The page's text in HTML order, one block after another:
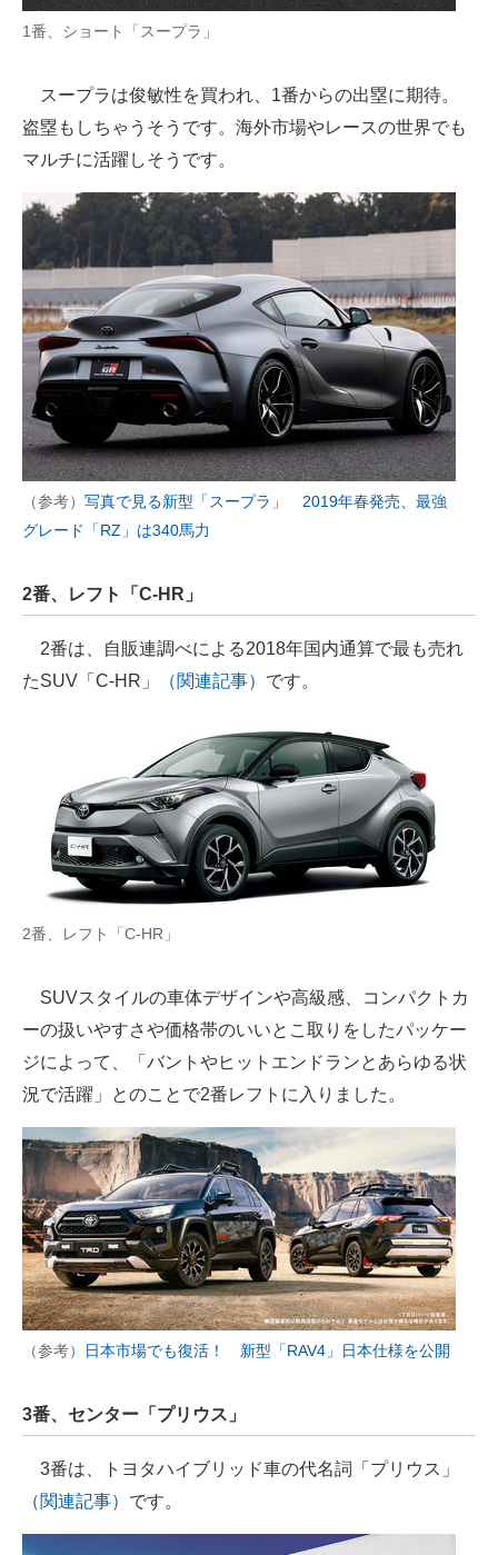
1番、ショート「スープラ」
スープラは俊敏性を買われ、1番からの出塁に期待。
盗塁もしちゃうそうです。海外市場やレースの世界でも
マルチに活躍しそうです。
（参考） 写真で見る新型「スープラ」 2019年春発売、最強
グレード「RZ」は340馬力
2番、レフト「C-HR」
2番は、自販連調べによる2018年国内通算で最も売れ
たSUV「C-HR」
（関連記事） です。
2番、レフト「C-HR」
SUVスタイルの車体デザインや高級感、コンパクトカ
ーの扱いやすさや価格帯のいいとこ取りをしたパッケー
ジによって、「バントやヒットエンドランとあらゆる状
況で活躍」とのことで2番レフトに入りました。
（参考） 日本市場でも復活！ 新型「RAV4」日本仕様を公開
3番、センター「プリウス」
3番は、トヨタハイブリッド車の代名詞「プリウス」
（関連記事） です。